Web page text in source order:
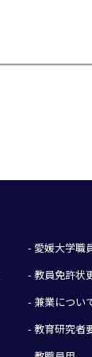
- 愛媛大学職
- 教員免許状
- 兼業につい
- 教育研究者